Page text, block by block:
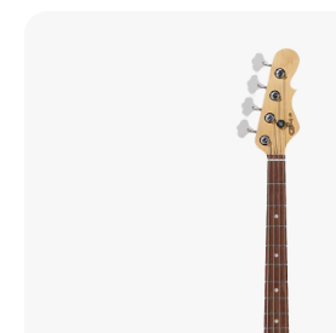
ул. Гороховая 49Б, "SENO"
Мастерские
+7 (925) 879-85-35
Санкт-Петербург
+7 (999) 213-51-93